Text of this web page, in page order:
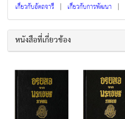
เกี่ยวกับอัตถจารี | เกี่ยวกับการพัฒนา |
หนังสือที่เกี่ยวข้อง